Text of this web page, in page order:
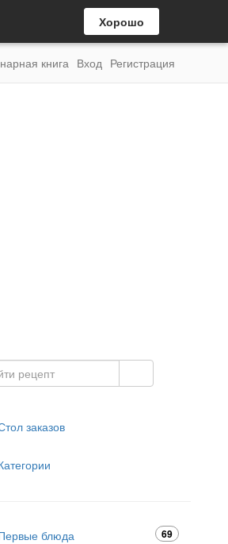
Хорошо
книга Вход Регистрация
заказов
блюда 69